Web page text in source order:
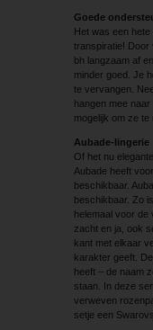
Goede
Het was een
transpiratie! Door
bh langzaam af
minder goed. Je
te vervangen.
hangen mee
mogelijk om ze te
Aubade-lingerie
Of het nu
Aubade heeft
beschikbaar.
beschikbaar. Zo
helemaal voor de
zacht en ja, ook
kant met elkaar
karakter geeft.
heeft – de naam
staan. In deze
verweven
setje een